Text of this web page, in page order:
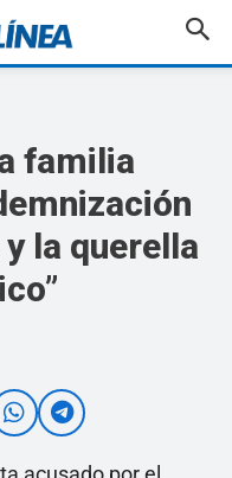
familia
la querella